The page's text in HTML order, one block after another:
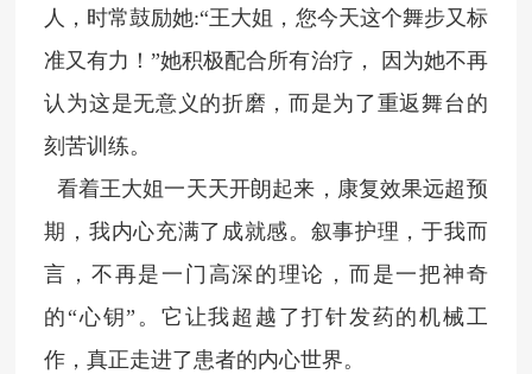
人，时常鼓励她:“王大姐，您今天这个舞步又标
准又有力！”她积极配合所有治疗，
因为她不再
认为这是无意义的折磨，而是为了重返舞台的
刻苦训练。
看着王大姐一天天开朗起来，康复效果远超预
期，我内心充满了成就感。叙事护理，于我而
言，不再是一门高深的理论，而是一把神奇
的“心钥”。它让我超越了打针发药的机械工
作，真正走进了患者的内心世界。